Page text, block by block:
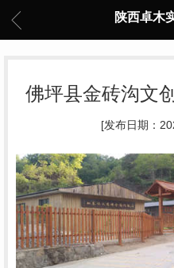
陕西卓木
佛坪县金砖沟文
[发布日期：